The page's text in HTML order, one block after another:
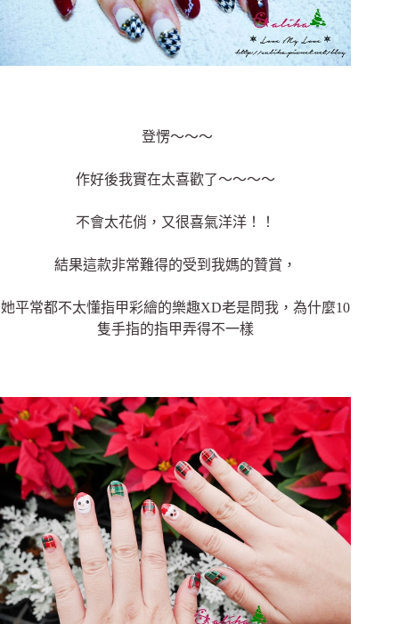
登愣～～～
作好後我實在太喜歡了～～～～
不會太花俏，又很喜氣洋洋！！
結果這款非常難得的受到我媽的贊賞，
她平常都不太懂指甲彩繪的樂趣XD老是問我，為什麼10
隻手指的指甲弄得不一樣